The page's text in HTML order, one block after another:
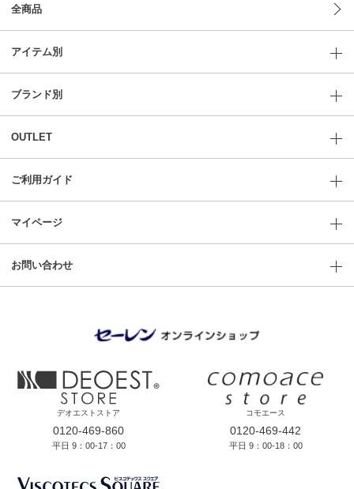
全商品
アイテム別
ブランド別
OUTLET
ご利用ガイド
マイページ
お問い合わせ
デオエストストア
0120-469-860
平日 9：00-17：00
コモエース
0120-469-442
平日 9：00-18：00